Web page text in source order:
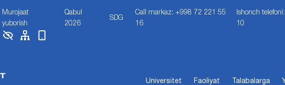
Murojaat
yuborish
Qabul
2026
SDG
Call markaz: +998 72 221 55
16
Ishonch
10
Universitet Faoliyat Talabalarga